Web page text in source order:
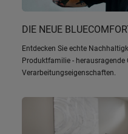
DIE NEUE
Entdecken Sie echte
Produktfamilie -
Verarbeitungseigenschaften.